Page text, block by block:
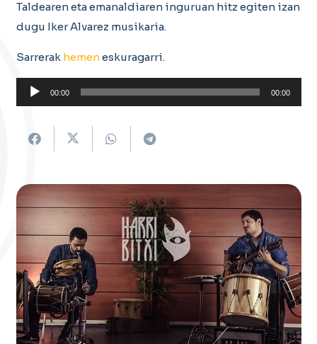
Taldearen eta emanaldiaren inguruan hitz egiten izan
dugu Iker Alvarez musikaria.
Sarrerak hemeneskuragarri.
Soinu
erreproduzigailua
00:00 00:00